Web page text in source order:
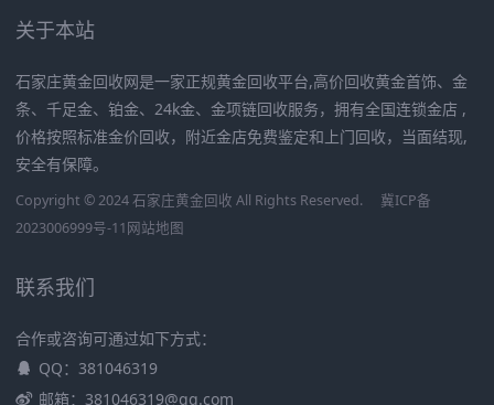
关于本站
石家庄黄金回收网是一家正规黄金回收平台,高价回收黄金首饰、金
条、千足金、铂金、24k金、金项链回收服务，拥有全国连锁金店 ,
价格按照标准金价回收，附近金店免费鉴定和上门回收，当面结现,
安全有保障。
Copyright © 2024 石家庄黄金回收 All Rights Reserved.
冀ICP备
2023006999号-11网站地图
联系我们
合作或咨询可通过如下方式：
QQ：381046319
邮箱：381046319@qq.com